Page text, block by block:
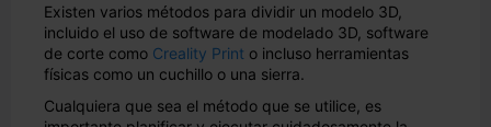
Existen varios métodos para dividir un modelo 3D,
incluido el uso de software de modelado 3D, software
de corte como Creality Print o incluso herramientas
físicas como un cuchillo o una sierra.
Cualquiera que sea el método que se utilice, es